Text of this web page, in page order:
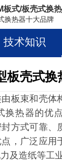
板式/板壳式换
换热器十大品牌
板壳式换热器
技术知识
板壳式换
板束和壳体
换热器的优
方式可靠、
，广泛应用
及造纸等工业